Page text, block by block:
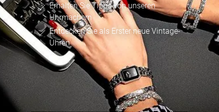
Erhalten Sie Tipps von unseren
Uhrmachern
Entdecken Sie als Erster neue Vintage-
Uhren